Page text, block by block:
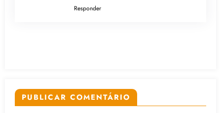
Responder
PUBLICAR COMENTÁRIO